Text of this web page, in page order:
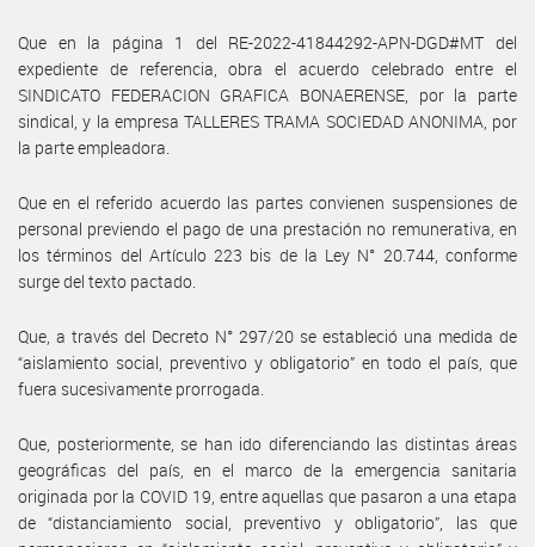
Que en la página 1 del RE-2022-41844292-APN-DGD#MT del
expediente de referencia, obra el acuerdo celebrado entre el
SINDICATO FEDERACION GRAFICA BONAERENSE, por la parte
sindical, y la empresa TALLERES TRAMA SOCIEDAD ANONIMA, por
la parte empleadora.
Que en el referido acuerdo las partes convienen suspensiones de
personal previendo el pago de una prestación no remunerativa, en
los términos del Artículo 223 bis de la Ley N° 20.744, conforme
surge del texto pactado.
Que, a través del Decreto N° 297/20 se estableció una medida de
“aislamiento social, preventivo y obligatorio” en todo el país, que
fuera sucesivamente prorrogada.
Que, posteriormente, se han ido diferenciando las distintas áreas
geográficas del país, en el marco de la emergencia sanitaria
originada por la COVID 19, entre aquellas que pasaron a una etapa
de “distanciamiento social, preventivo y obligatorio”, las que